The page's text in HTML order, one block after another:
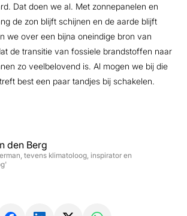
Dat doen we al. Met zonnepanelen en
de zon blijft schijnen en de aarde blijft
we over een bijna oneindige bron van
de transitie van fossiele brandstoffen naar
zo veelbelovend is. Al mogen we bij die
best een paar tandjes bij schakelen.
den Berg
tevens klimatoloog, inspirator en